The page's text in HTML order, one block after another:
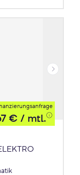
€ / mtl.